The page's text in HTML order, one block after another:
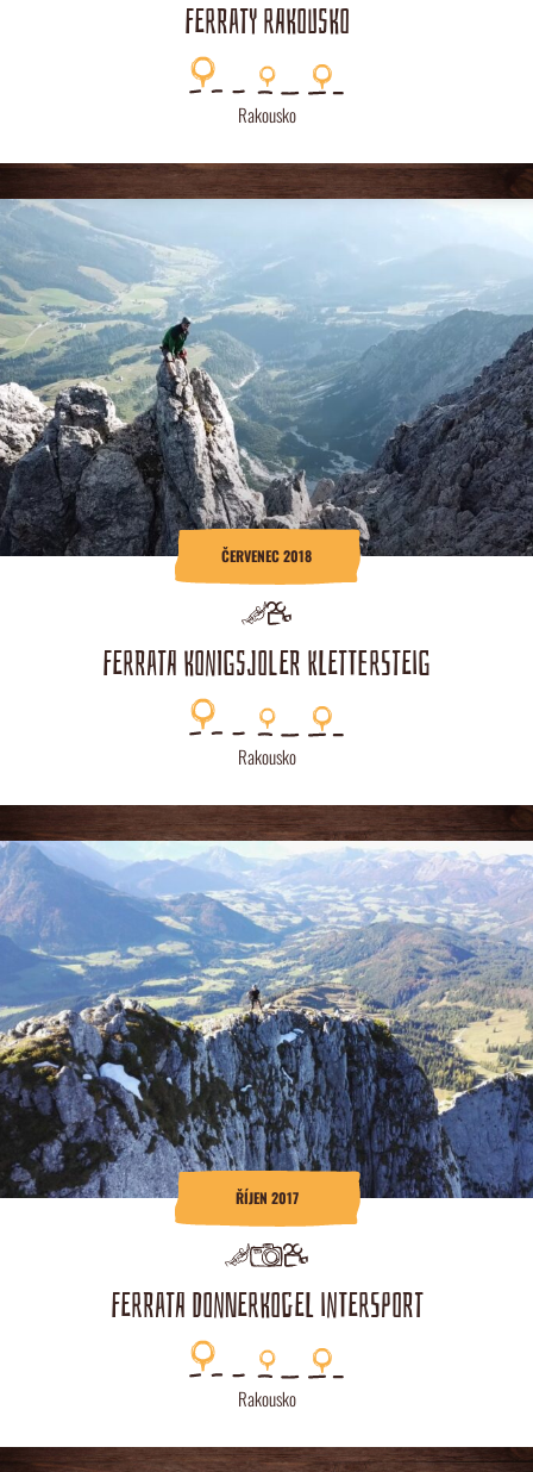
FERRATY RAKOUSKO
Rakousko
ČERVENEC 2018
FERRATA KONIGSJOLER KLETTERSTEIG
Rakousko
ŘÍJEN 2017
FERRATA DONNERKOGEL INTERSPORT
Rakousko